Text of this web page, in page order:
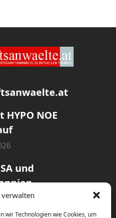
wir Technologien wie Cookies, um
NOE
und
globales